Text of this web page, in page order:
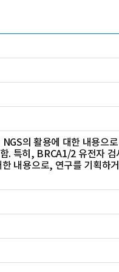
의 활용에 대한 내용으
. 특히, BRCA1/2 유전자
내용으로, 연구를 기획하